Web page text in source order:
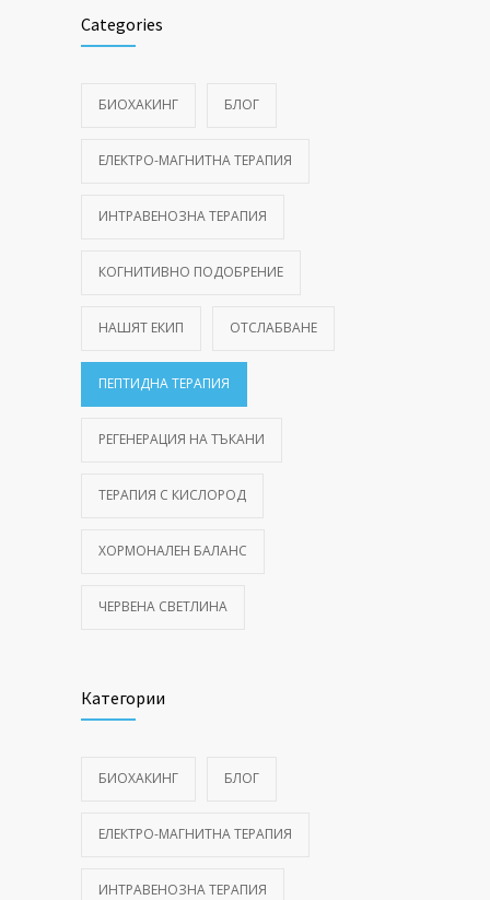
Categories
БИОХАКИНГ БЛОГ
ЕЛЕКТРО-МАГНИТНА ТЕРАПИЯ
ИНТРАВЕНОЗНА ТЕРАПИЯ
КОГНИТИВНО ПОДОБРЕНИЕ
НАШЯТ ЕКИП ОТСЛАБВАНЕ
ПЕПТИДНА ТЕРАПИЯ
РЕГЕНЕРАЦИЯ НА ТЪКАНИ
ТЕРАПИЯ С КИСЛОРОД
ХОРМОНАЛЕН БАЛАНС
ЧЕРВЕНА СВЕТЛИНА
Категории
БИОХАКИНГ БЛОГ
ЕЛЕКТРО-МАГНИТНА ТЕРАПИЯ
ИНТРАВЕНОЗНА ТЕРАПИЯ